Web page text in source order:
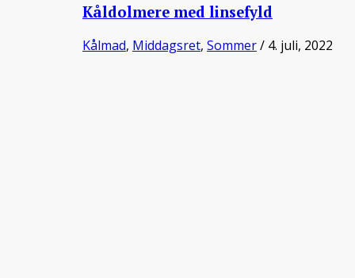
Kåldolmere med linsefyld
Kålmad, Middagsret, Sommer/ 4. juli, 2022